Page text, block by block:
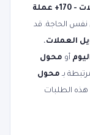
محول العملات - 170+ عملة
نفس الحاجة. قد
العملات،
أو محول
بـ محول
هذه الطلبات